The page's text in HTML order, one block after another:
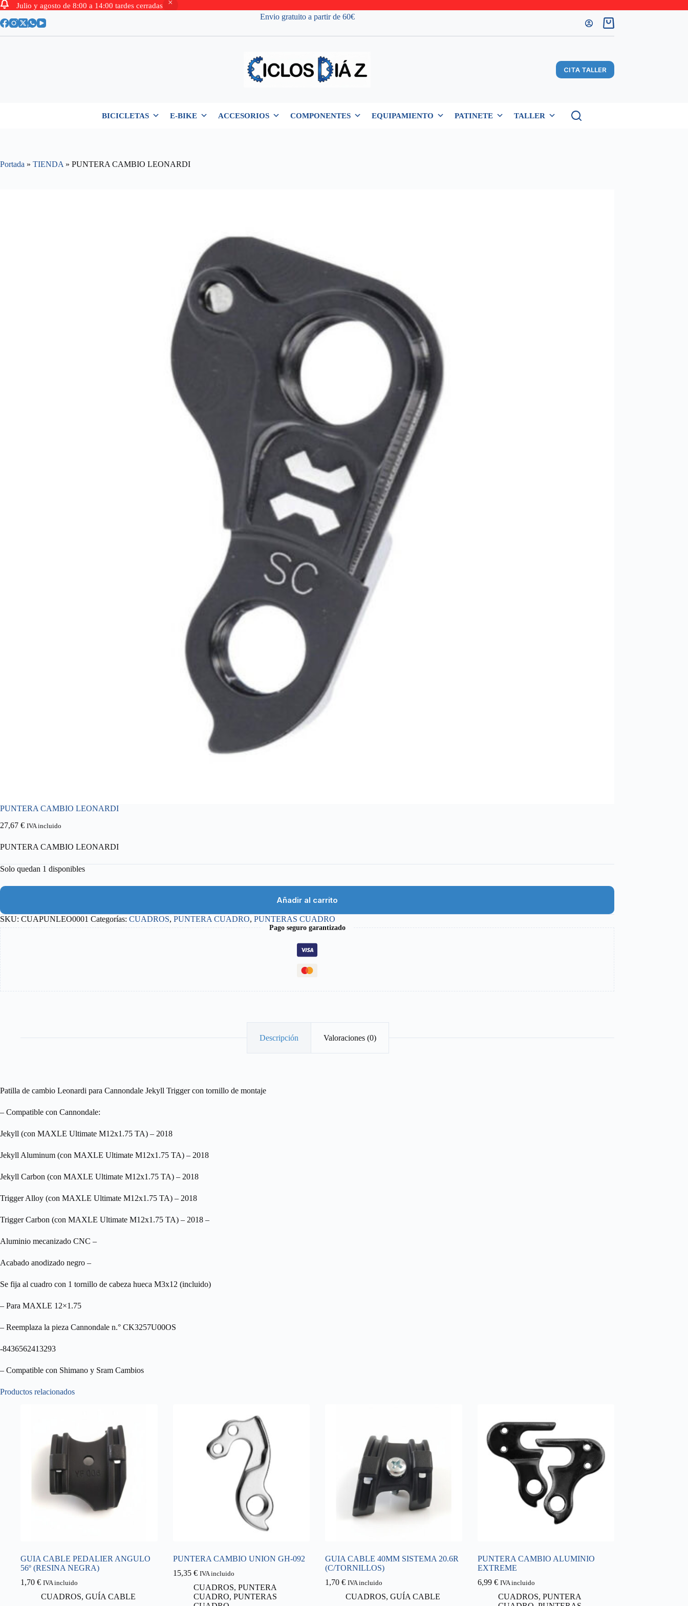
Julio y agosto de 8:00 a 14:00 tardes cerradas
al
Envio gratuito a partir de 60€
Carro
de
CITA TALLER
BICICLETAS E-BIKE ACCESORIOS COMPONENTES EQUIPAMIENTO PATINETE TALLER
Portada » TIENDA » PUNTERA CAMBIO LEONARDI
PUNTERA CAMBIO LEONARDI
27,67 € IVA incluido
PUNTERA CAMBIO LEONARDI
Solo quedan 1 disponibles
Añadir al carrito
SKU: CUAPUNLEO0001 Categorías: CUADROS, PUNTERA CUADRO, PUNTERAS CUADRO
Pago seguro garantizado
Descripción Valoraciones (0)
Patilla de cambio Leonardi para Cannondale Jekyll Trigger con tornillo de montaje
– Compatible con Cannondale:
Jekyll (con MAXLE Ultimate M12x1.75 TA) – 2018
Jekyll Aluminum (con MAXLE Ultimate M12x1.75 TA) – 2018
Jekyll Carbon (con MAXLE Ultimate M12x1.75 TA) – 2018
Trigger Alloy (con MAXLE Ultimate M12x1.75 TA) – 2018
Trigger Carbon (con MAXLE Ultimate M12x1.75 TA) – 2018 –
Aluminio mecanizado CNC –
Acabado anodizado negro –
Se fija al cuadro con 1 tornillo de cabeza hueca M3x12 (incluido)
– Para MAXLE 12×1.75
– Reemplaza la pieza Cannondale n.° CK3257U00OS
-8436562413293
– Compatible con Shimano y Sram Cambios
Productos relacionados
GUIA CABLE PEDALIER ANGULO
56º (RESINA NEGRA)
1,70 € IVA incluido
CUADROS, GUÍA CABLE
PUNTERA CAMBIO UNION GH-092
15,35 € IVA incluido
CUADROS, PUNTERA
CUADRO, PUNTERAS
GUIA CABLE 40MM SISTEMA 20.6R
(C/TORNILLOS)
1,70 € IVA incluido
CUADROS, GUÍA CABLE
PUNTERA CAMBIO ALUMINIO
EXTREME
6,99 € IVA incluido
CUADROS, PUNTERA